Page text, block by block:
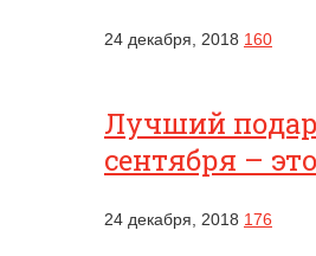
24 декабря, 2018 160
Лучший
сентября –
24 декабря, 2018 176